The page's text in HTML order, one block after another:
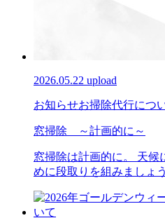
2026.05.22 upload
お知らせお掃除代行につ
窓掃除 ～計画的に～
窓掃除は計画的に。 天候
めに段取りを組みましょ